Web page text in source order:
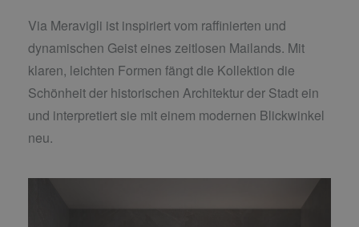
Via Meravigli ist inspiriert vom raffinierten und
dynamischen Geist eines zeitlosen Mailands. Mit
klaren, leichten Formen fängt die Kollektion die
Schönheit der historischen Architektur der Stadt ein
und interpretiert sie mit einem modernen Blickwinkel
neu.